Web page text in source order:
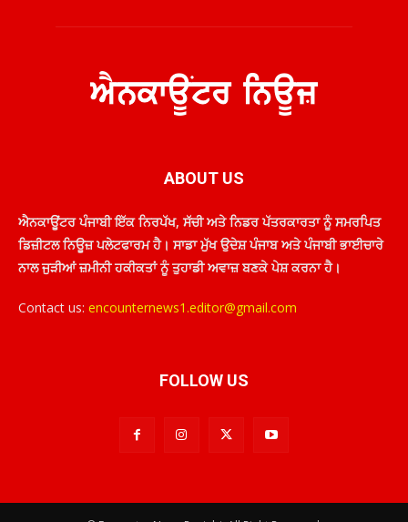
ABOUT US
ਐਨਕਾਊਂਟਰ ਪੰਜਾਬੀ ਇੱਕ ਨਿਰਪੱਖ, ਸੱਚੀ ਅਤੇ ਨਿਡਰ ਪੱਤਰਕਾਰਤਾ ਨੂੰ ਸਮਰਪਿਤ
ਡਿਜ਼ੀਟਲ ਨਿਊਜ਼ ਪਲੇਟਫਾਰਮ ਹੈ। ਸਾਡਾ ਮੁੱਖ ਉਦੇਸ਼ ਪੰਜਾਬ ਅਤੇ ਪੰਜਾਬੀ ਭਾਈਚਾਰੇ
ਨਾਲ ਜੁੜੀਆਂ ਜ਼ਮੀਨੀ ਹਕੀਕਤਾਂ ਨੂੰ ਤੁਹਾਡੀ ਅਵਾਜ਼ ਬਣਕੇ ਪੇਸ਼ ਕਰਨਾ ਹੈ।
Contact us: encounternews1.editor@gmail.com
FOLLOW US